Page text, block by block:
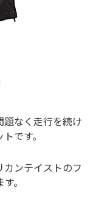
なく走行を続け
です。
ンテイストのフ
。